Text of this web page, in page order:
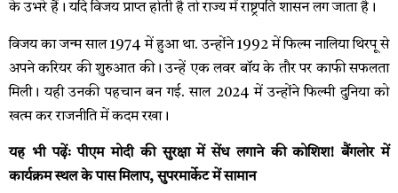
के उभरे हैं। यदि विजय प्राप्त होती है तो राज्य में राष्ट्रपति शासन लग जाता है।
विजय का जन्म साल 1974 में हुआ था. उन्होंने 1992 में फिल्म नालिया थिरपू से
अपने करियर की शुरुआत की। उन्हें एक लवर बॉय के तौर पर काफी सफलता
मिली। यही उनकी पहचान बन गई. साल 2024 में उन्होंने फिल्मी दुनिया को
खत्म कर राजनीति में कदम रखा।
यह भी पढ़ेंः पीएम मोदी की सुरक्षा में सेंध लगाने की कोशिश! बैंगलोर में
कार्यक्रम स्थल के पास मिलाप, सुपरमार्केट में सामान